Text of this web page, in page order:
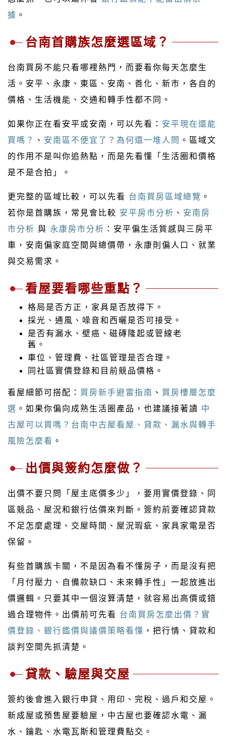
據 。
台南首購族怎麼選區域？
台南買房不能只看哪裡熱門，而要看你每天怎麼生
活。安平、永康、東區、安南、善化、新市，各自的
價格、生活機能、交通和轉手性都不同。
如果你正在看安平或安南，可以先看： 安平現在還能
買嗎？
、 安南區不便宜了？為何還一堆人問 。區域文
的作用不是叫你追熱點，而是先看懂「生活圈和價格
是不是合拍」。
更完整的區域比較，可以先看 台南買房區域總覽 。
若你是首購族，常見會比較 安平房市分析 、 安南房
市分析 與 永康房市分析 ：安平偏生活質感與三房平
車，安南偏家庭空間與總價帶，永康則偏人口、就業
與交易需求。
看屋要看哪些重點？
格局是否方正，家具是否放得下。
採光、通風、噪音和西曬是否可接受。
是否有漏水、壁癌、磁磚隆起或管線老
舊。
車位、管理費、社區管理是否合理。
同社區實價登錄和目前競品價格。
看屋細節可搭配： 買房新手避雷指南 、 買房樓層怎麼
選 。如果你偏向成熟生活圈產品，也建議接著讀 中
古屋可以買嗎？台南中古屋看屋、貸款、漏水與轉手
風險怎麼看 。
出價與簽約怎麼做？
出價不要只問「屋主底價多少」，要用實價登錄、同
區競品、屋況和銀行估價來判斷。簽約前要確認貸款
不足怎麼處理、交屋時間、屋況瑕疵、家具家電是否
保留。
有些首購族卡關，不是因為看不懂房子，而是沒有把
「月付壓力、自備款缺口、未來轉手性」一起放進出
價邏輯。只要其中一個沒算清楚，就容易出高價或錯
過合理物件。出價前可先看 台南買房怎麼出價？實
價登錄、銀行鑑價與議價策略看懂 ，把行情、貸款和
談判空間先抓清楚。
貸款、驗屋與交屋
簽約後會進入銀行申貸、用印、完稅、過戶和交屋。
新成屋或預售屋要驗屋，中古屋也要確認水電、漏
水、鑰匙、水電瓦斯和管理費點交。